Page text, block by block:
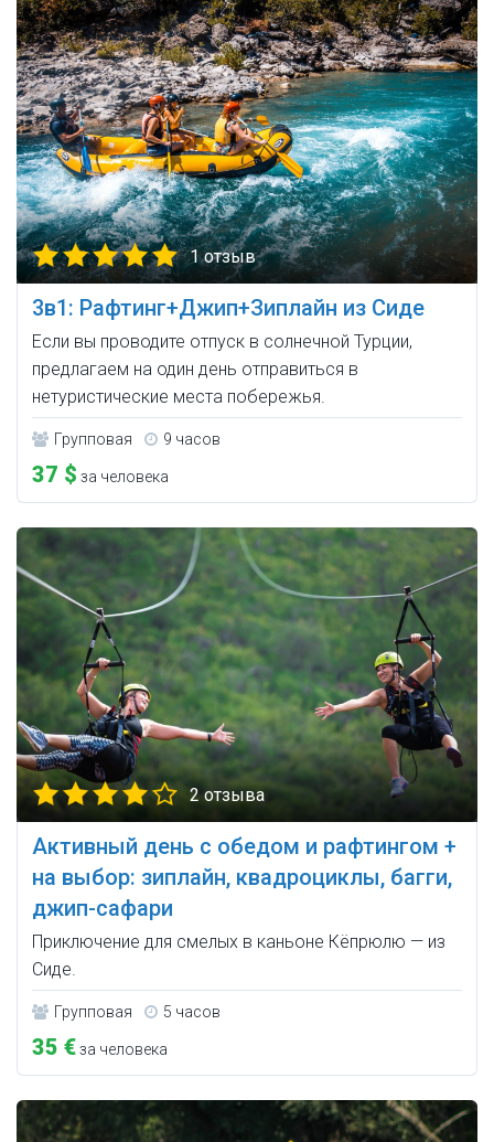
1 отзыв
3в1: Рафтинг+Джип+Зиплайн из Сиде
Если вы проводите отпуск в солнечной Турции,
предлагаем на один день отправиться в
нетуристические места побережья.
Групповая 9 часов
37 $ за человека
2 отзыва
Активный день с обедом и рафтингом +
на выбор: зиплайн, квадроциклы, багги,
джип-сафари
Приключение для смелых в каньоне Кёпрюлю — из
Сиде.
Групповая 5 часов
35 €за человека